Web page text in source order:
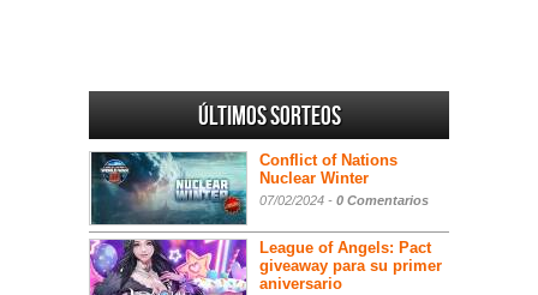
Últimos sorteos
Conflict of Nations
Nuclear Winter
07/02/2024 - 0 Comentarios
League of Angels: Pact
giveaway para su primer
aniversario